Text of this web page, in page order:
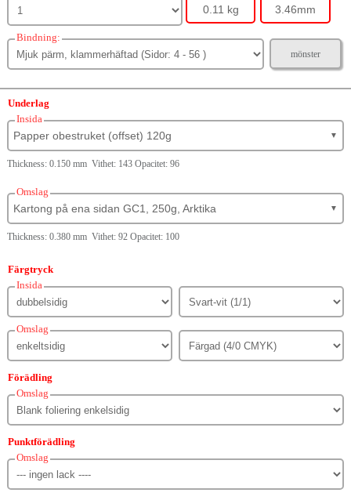
0.11 kg 3.46mm
Bindning:
mönster
Underlag
Insida
Papper obestruket (offset) 120g ▼
Thickness: 0.150 mm Vithet: 143 Opacitet: 96
Omslag
Kartong på ena sidan GC1, 250g, Arktika ▼
Thickness: 0.380 mm Vithet: 92 Opacitet: 100
Färgtryck
Insida
Omslag
Förädling
Omslag
Punktförädling
Omslag